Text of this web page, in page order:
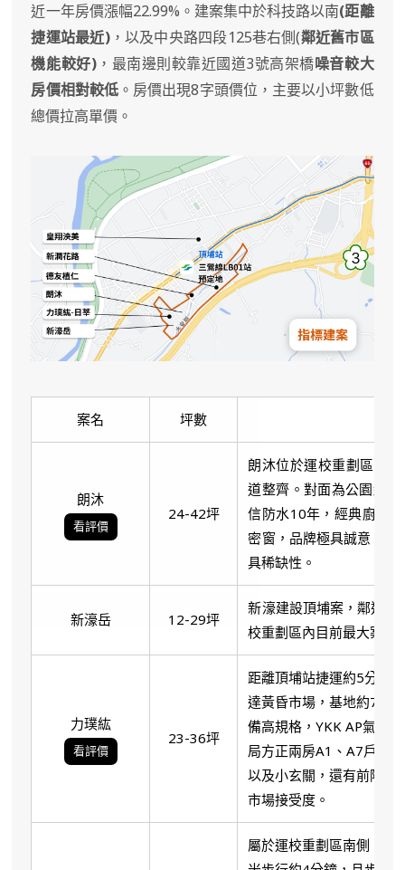
近一年房價漲幅22.99%。建案集中於科技路以南(距離
捷運站最近)，以及中央路四段125巷右側(鄰近舊市區
機能較好)，最南邊則較靠近國道3號高架橋噪音較大
房價相對較低 。房價出現8字頭價位，主要以小坪數低
總價拉高單價。
案名 坪數
朗沐
看評價
24-42坪
朗沐位於運校重劃區內
道整齊。對面為公園綠
信防水10年，經典廚具
密窗，品牌極具誠意。劃
具稀缺性。
新濠岳 12-29坪
新濠建設頂埔案，鄰近頂
校重劃區內目前最大案，
力璞紘
看評價
23-36坪
距離頂埔站捷運約5分鐘
達黃昏市場，基地約774
備高規格，YKK AP氣密
局方正兩房A1、A7戶
以及小玄關，還有前陽台
市場接受度。
屬於運校重劃區南側，靠